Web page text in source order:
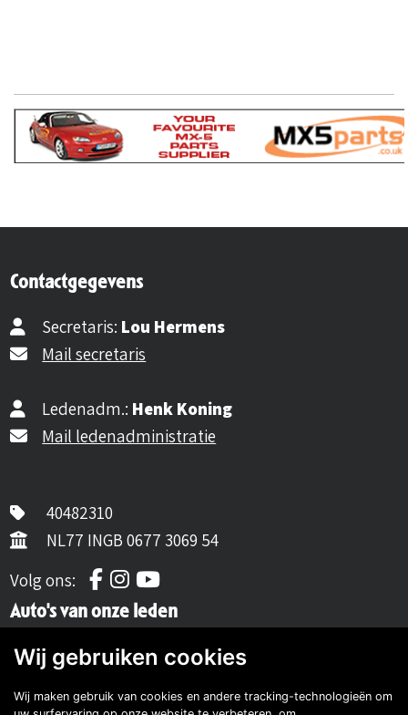
Contactgegevens
Secretaris: Lou Hermens
Mail secretaris
Ledenadm.: Henk Koning
Mail ledenadministratie
40482310
NL77 INGB 0677 3069 54
Volg ons:
Volg ons op Facebook
Volg ons op Instagram
Volg ons op YouTube
Auto's van onze leden
Wij gebruiken cookies
Wij maken gebruik van cookies en andere tracking-technologieën om